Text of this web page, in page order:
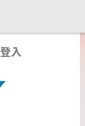
入